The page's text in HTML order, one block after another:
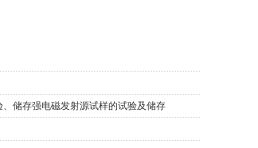
储存强电磁发射源试样的试验及储存